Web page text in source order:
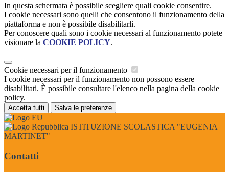
In questa schermata è possibile scegliere quali cookie consentire.
I cookie necessari sono quelli che consentono il funzionamento della
piattaforma e non è possibile disabilitarli.
Per conoscere quali sono i cookie necessari al funzionamento potete
visionare la COOKIE POLICY.
Cookie necessari per il funzionamento
I cookie necessari per il funzionamento non possono essere
disabilitati. È possibile consultare l'elenco nella pagina della cookie
policy.
Accetta tutti Salva le preferenze
ISTITUZIONE SCOLASTICA "EUGENIA
MARTINET"
Contatti